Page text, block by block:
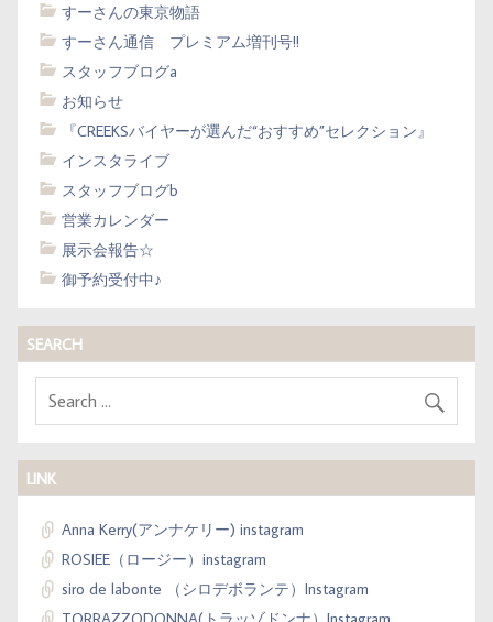
すーさんの東京物語
すーさん通信 プレミアム増刊号!!
スタッフブログa
お知らせ
『CREEKSバイヤーが選んだ“おすすめ”セレクション』
インスタライブ
スタッフブログb
営業カレンダー
展示会報告☆
御予約受付中♪
SEARCH
LINK
Anna Kerry(アンナケリー) instagram
ROSIEE（ロージー）instagram
siro de labonte （シロデボランテ）Instagram